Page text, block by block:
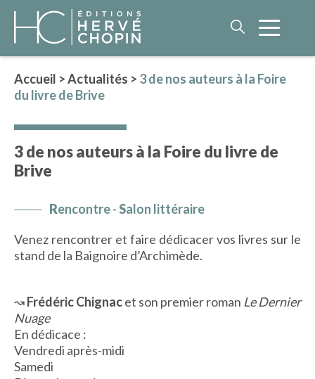
ROMAN HISTORIQUE
PHILOSOPHIE
BEAUX-LIVRES
IMAGES D’ANTAN & 100% VINTAGE
HISTOIRE & PATRIMOINE
Accueil >Actualités > 3 de nos auteurs à la Foire
du livre de Brive
3 de nos auteurs à la Foire du livre de
Brive
Rencontre-Salon littéraire
Venez rencontrer et faire dédicacer vos livres sur le
stand de la Baignoire d’Archimède.
↝Frédéric Chignacet son premier roman Le Dernier
Nuage
En dédicace :
Vendredi après-midi
Samedi